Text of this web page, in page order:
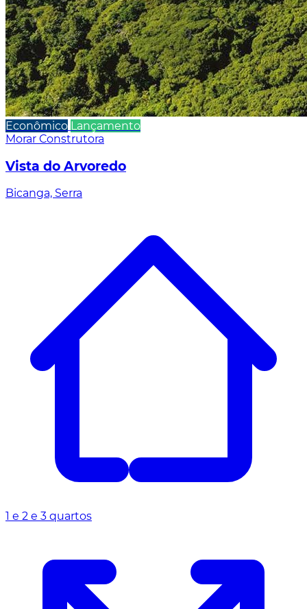
Econômico Lançamento
Morar Construtora
Vista do Arvoredo
Bicanga, Serra
1 e 2 e 3 quartos